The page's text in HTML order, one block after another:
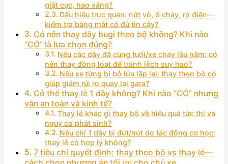
giật cục, hao xăng?
Dấu hiệu trực quan: nứt vỏ, ố cháy, rò điện—
kiểm tra bằng mắt có đủ tin cậy?
Có nên thay dây bugi theo bộ không? Khi nào
“CÓ” là lựa chọn đúng?
Nếu các dây đã cùng tuổi/xe chạy lâu năm: có
nên thay đồng loạt để tránh lệch suy hao?
Nếu xe từng bị bỏ lửa lặp lại: thay theo bộ có
giúp giảm rủi ro quay lại gara?
Có thể thay lẻ 1 dây không? Khi nào “CÓ” nhưng
vẫn an toàn và kinh tế?
Thay lẻ khác gì thay bộ về hiệu quả tức thì và
nguy cơ phát sinh?
Nếu chỉ 1 dây bị đứt/nứt do tác động cơ học:
thay lẻ có hợp lý không?
7 tiêu chí quyết định: thay theo bộ vs thay lẻ—